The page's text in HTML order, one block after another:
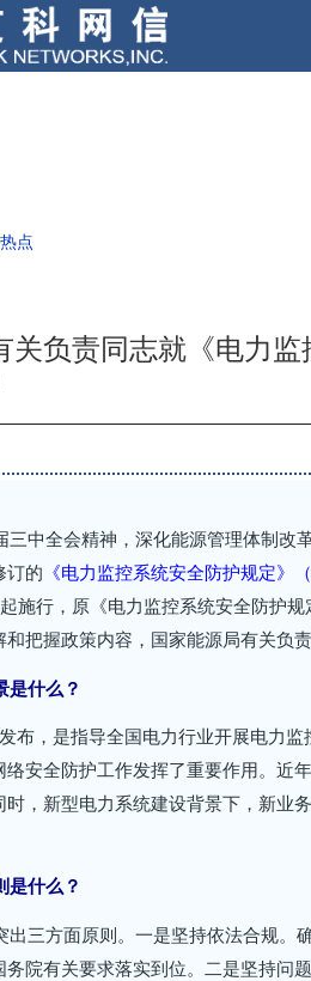
点
关负责同志就《电力
三中全会精神，深化能源管理体制改
订的 《电力监控系统安全防护规定
施行，原《电力监控系统安全防护
把握政策内容，国家能源局有关负
是什么？
布，是指导全国电力行业开展电力
安全防护工作发挥了重要作用。近
，新型电力系统建设背景下，新业
是什么？
出三方面原则。一是坚持依法合规
院有关要求落实到位。二是坚持问